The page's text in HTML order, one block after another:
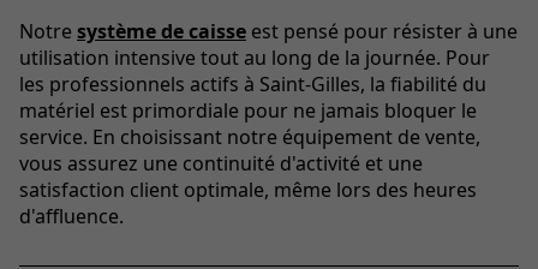
Notre système de caisse est pensé pour résister à une
utilisation intensive tout au long de la journée. Pour
les professionnels actifs à Saint-Gilles, la fiabilité du
matériel est primordiale pour ne jamais bloquer le
service. En choisissant notre équipement de vente,
vous assurez une continuité d'activité et une
satisfaction client optimale, même lors des heures
d'affluence.